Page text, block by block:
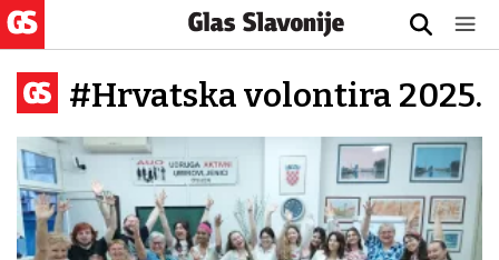
#Hrvatska volontira 2025.